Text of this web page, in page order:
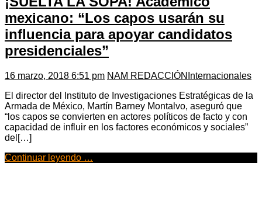
mexicano: “Los capos usarán su
influencia para apoyar candidatos
presidenciales”
16 marzo, 2018 6:51 pm NAM REDACCIÓN Internacionales
El director del Instituto de Investigaciones Estratégicas de la
Armada de México, Martín Barney Montalvo, aseguró que
“los capos se convierten en actores políticos de facto y con
capacidad de influir en los factores económicos y sociales”
del[…]
Continuar leyendo …